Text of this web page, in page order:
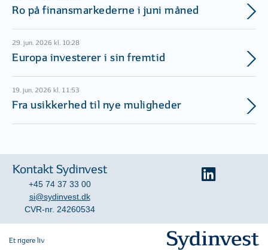
Ro på finansmarkederne i juni måned
29. jun. 2026 kl. 10:28
Europa investerer i sin fremtid
19. jun. 2026 kl. 11:53
Fra usikkerhed til nye muligheder
Kontakt Sydinvest
+45 74 37 33 00
si@sydinvest.dk
CVR-nr. 24260534
Et rigere liv